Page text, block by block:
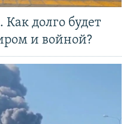
долго будет
и войной?